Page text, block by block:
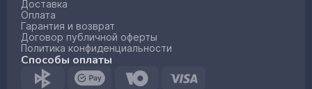
Доставка
Оплата
Гарантия и возврат
Договор публичной оферты
Политика конфиденциальности
Способы оплаты